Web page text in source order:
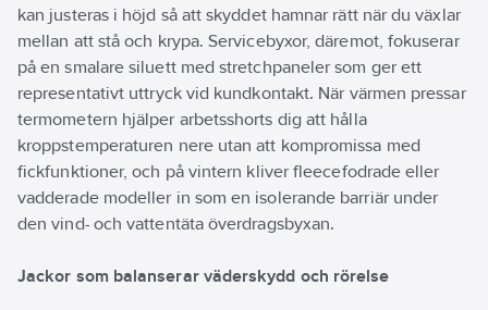
kan justeras i höjd så att skyddet hamnar rätt när du växlar
mellan att stå och krypa. Servicebyxor, däremot, fokuserar
på en smalare siluett med stretchpaneler som ger ett
representativt uttryck vid kundkontakt. När värmen pressar
termometern hjälper arbetsshorts dig att hålla
kroppstemperaturen nere utan att kompromissa med
fickfunktioner, och på vintern kliver fleecefodrade eller
vadderade modeller in som en isolerande barriär under
den vind- och vattentäta överdragsbyxan.
Jackor som balanserar väderskydd och rörelse